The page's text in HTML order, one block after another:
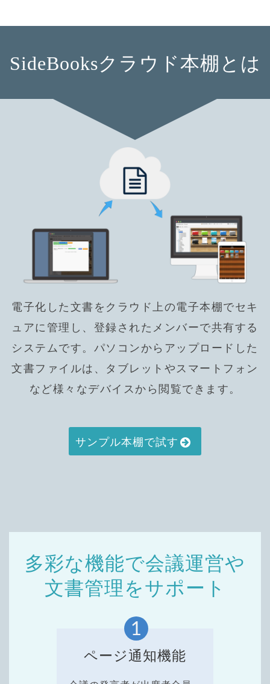
SideBooksクラウド本棚とは
電子化した文書をクラウド上の電子本棚でセキ
ュアに管理し、登録されたメンバーで共有する
システムです。パソコンからアップロードした
文書ファイルは、タブレットやスマートフォン
など様々なデバイスから閲覧できます。
サンプル本棚で試す
多彩な機能で会議運営や
文書管理をサポート
ページ通知機能